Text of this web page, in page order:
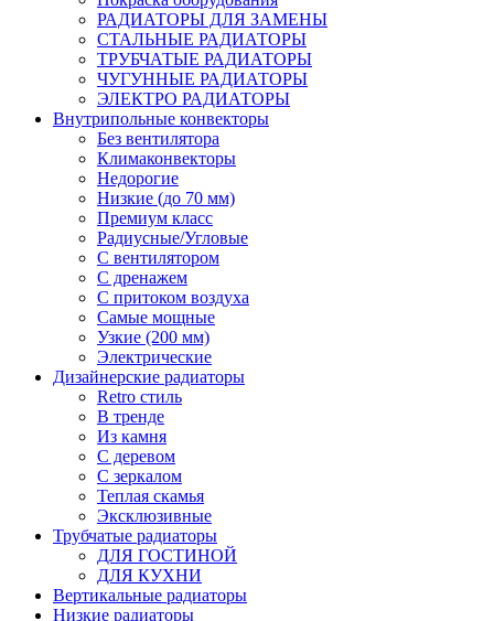
РАДИАТОРЫ ДЛЯ ЗАМЕНЫ
СТАЛЬНЫЕ РАДИАТОРЫ
ТРУБЧАТЫЕ РАДИАТОРЫ
ЧУГУННЫЕ РАДИАТОРЫ
ЭЛЕКТРО РАДИАТОРЫ
Внутрипольные конвекторы
Без вентилятора
Климаконвекторы
Недорогие
Низкие (до 70 мм)
Премиум класс
Радиусные/Угловые
С вентилятором
С дренажем
С притоком воздуха
Самые мощные
Узкие (200 мм)
Электрические
Дизайнерские радиаторы
Retro стиль
В тренде
Из камня
С деревом
С зеркалом
Теплая скамья
Эксклюзивные
Трубчатые радиаторы
ДЛЯ ГОСТИНОЙ
ДЛЯ КУХНИ
Вертикальные радиаторы
Низкие радиаторы